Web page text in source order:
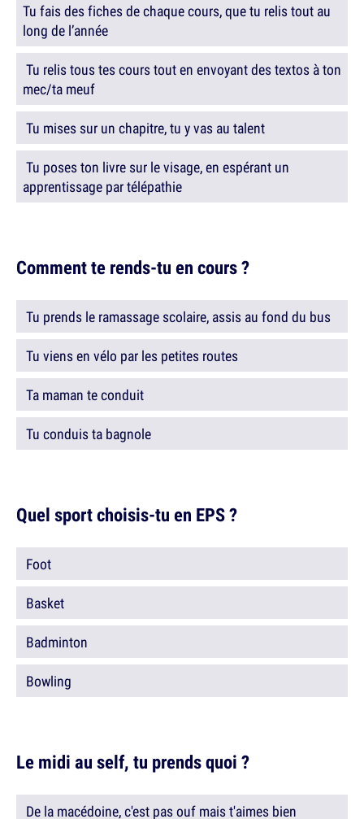
Tu fais des fiches de chaque cours, que tu relis tout au
long de l’année
Tu relis tous tes cours tout en envoyant des textos à ton
mec/ta meuf
Tu mises sur un chapitre, tu y vas au talent
Tu poses ton livre sur le visage, en espérant un
apprentissage par télépathie
Comment te rends-tu en cours ?
Tu prends le ramassage scolaire, assis au fond du bus
Tu viens en vélo par les petites routes
Ta maman te conduit
Tu conduis ta bagnole
Quel sport choisis-tu en EPS ?
Foot
Basket
Badminton
Bowling
Le midi au self, tu prends quoi ?
De la macédoine, c'est pas ouf mais t'aimes bien